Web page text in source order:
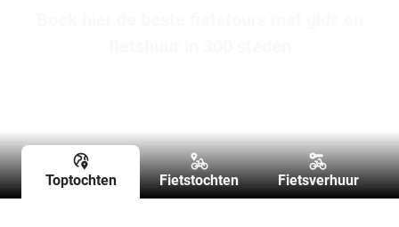
Toptochten Fietstochten Fietsverhuur